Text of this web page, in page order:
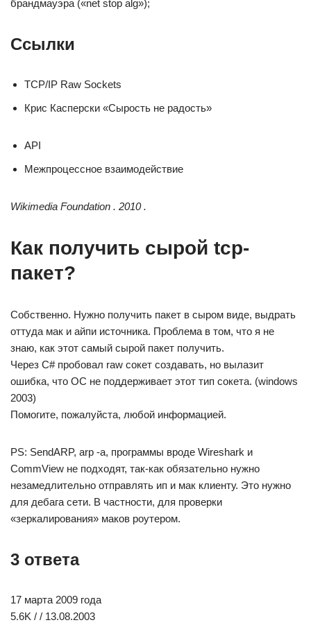
брандмауэра («net stop alg»);
Ссылки
TCP/IP Raw Sockets
Крис Касперски «Сырость не радость»
API
Межпроцессное взаимодействие
Wikimedia Foundation . 2010 .
Как получить сырой tcp-
пакет?
Собственно. Нужно получить пакет в сыром виде, выдрать
оттуда мак и айпи источника. Проблема в том, что я не
знаю, как этот самый сырой пакет получить.
Через C# пробовал raw сокет создавать, но вылазит
ошибка, что ОС не поддерживает этот тип сокета. (windows
2003)
Помогите, пожалуйста, любой информацией.
PS: SendARP, arp -a, программы вроде Wireshark и
CommView не подходят, так-как обязательно нужно
незамедлительно отправлять ип и мак клиенту. Это нужно
для дебага сети. В частности, для проверки
«зеркалирования» маков роутером.
3 ответа
17 марта 2009 года
5.6K / / 13.08.2003